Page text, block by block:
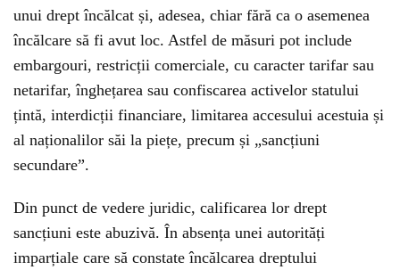
unui drept încălcat și, adesea, chiar fără ca o asemenea
încălcare să fi avut loc. Astfel de măsuri pot include
embargouri, restricții comerciale, cu caracter tarifar sau
netarifar, înghețarea sau confiscarea activelor statului
țintă, interdicții financiare, limitarea accesului acestuia și
al naționalilor săi la piețe, precum și „sancțiuni
secundare”.
Din punct de vedere juridic, calificarea lor drept
sancțiuni este abuzivă. În absența unei autorități
imparțiale care să constate încălcarea dreptului